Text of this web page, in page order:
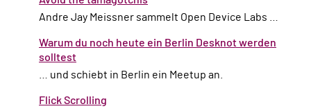
Andre Jay Meissner sammelt Open Device Labs …
Warum du noch heute ein Berlin Desknot werden
solltest
… und schiebt in Berlin ein Meetup an.
Flick Scrolling